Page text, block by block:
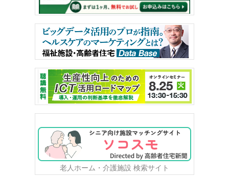
老人ホーム・介護施設 検索サイト